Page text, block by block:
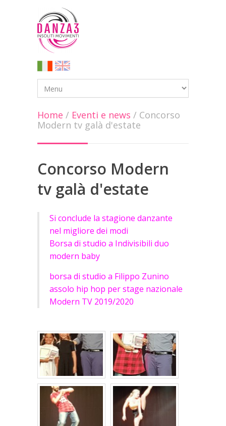
Home / Eventi e news / Concorso
Modern tv galà d'estate
Concorso Modern
tv galà d'estate
Si conclude la stagione danzante
nel migliore dei modi
Borsa di studio a Indivisibili duo
modern baby
borsa di studio a Filippo Zunino
assolo hip hop per stage nazionale
Modern TV 2019/2020